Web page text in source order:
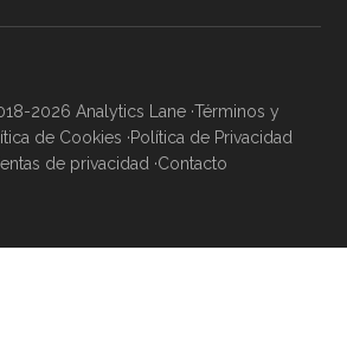
2026 Analytics Lane ·Términos y
de Cookies ·Política de Privacidad
de privacidad ·Contacto